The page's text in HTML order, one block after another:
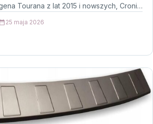
Tourana z lat 2015 i nowszych, Croni
25 maja 2026